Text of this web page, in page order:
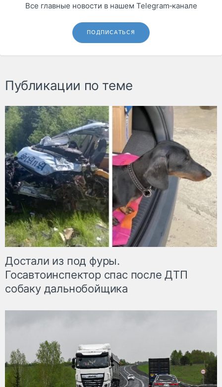
Все главные новости в нашем Telegram‑канале
ПОДПИСАТЬСЯ
Публикации по теме
Достали из под фуры.
Госавтоинспектор спас после ДТП
собаку дальнобойщика